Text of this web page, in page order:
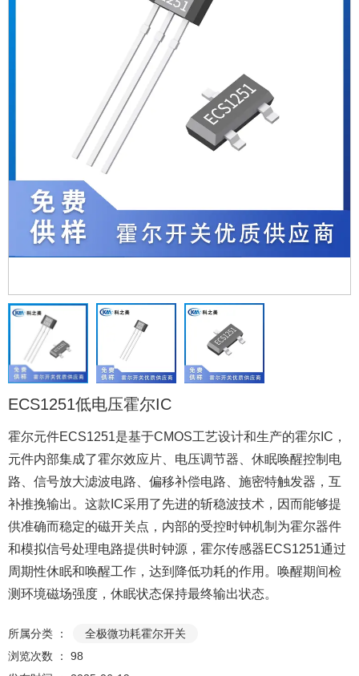
ECS1251低电压霍尔IC
霍尔元件ECS1251是基于CMOS工艺设计和生产的霍尔IC，
元件内部集成了霍尔效应片、电压调节器、休眠唤醒控制电
路、信号放大滤波电路、偏移补偿电路、施密特触发器，互
补推挽输出。这款IC采用了先进的斩稳波技术，因而能够提
供准确而稳定的磁开关点，内部的受控时钟机制为霍尔器件
和模拟信号处理电路提供时钟源，霍尔传感器ECS1251通过
周期性休眠和唤醒工作，达到降低功耗的作用。唤醒期间检
测环境磁场强度，休眠状态保持最终输出状态。
所属分类 ：
全极微功耗霍尔开关
浏览次数 ： 98